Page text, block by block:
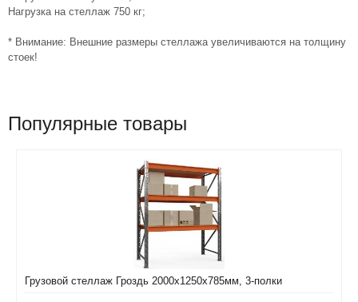
Нагрузка на стеллаж 750 кг;
* Внимание: Внешние размеры стеллажа увеличиваются на толщину
стоек!
Популярные товары
Грузовой стеллаж Гроздь 2000х1250х785мм, 3-полки